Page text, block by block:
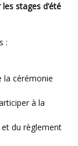
:
la cérémonie
à la
et du règlement